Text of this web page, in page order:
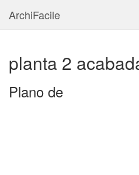
ArchiFacile
planta 2
Plano de